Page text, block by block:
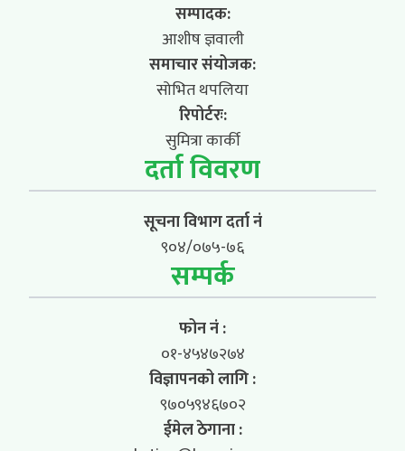
सम्पादक:
आशीष ज्ञवाली
समाचार संयोजक:
सोभित थपलिया
रिपोर्टरः:
सुमित्रा कार्की
दर्ता विवरण
सूचना विभाग दर्ता नं
९०४/०७५-७६
सम्पर्क
फोन नं :
०१-४५४७२७४
विज्ञापनको लागि :
९७०५९४६७०२
ईमेल ठेगाना :